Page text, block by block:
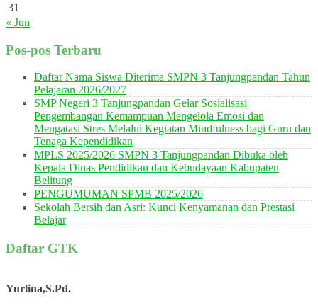
31
« Jun
Pos-pos Terbaru
Daftar Nama Siswa Diterima SMPN 3 Tanjungpandan Tahun
Pelajaran 2026/2027
SMP Negeri 3 Tanjungpandan Gelar Sosialisasi
Pengembangan Kemampuan Mengelola Emosi dan
Mengatasi Stres Melalui Kegiatan Mindfulness bagi Guru dan
Tenaga Kependidikan
MPLS 2025/2026 SMPN 3 Tanjungpandan Dibuka oleh
Kepala Dinas Pendidikan dan Kebudayaan Kabupaten
Belitung
PENGUMUMAN SPMB 2025/2026
Sekolah Bersih dan Asri: Kunci Kenyamanan dan Prestasi
Belajar
Daftar GTK
Yurlina,S.Pd.